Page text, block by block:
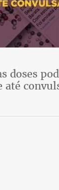
doses
até